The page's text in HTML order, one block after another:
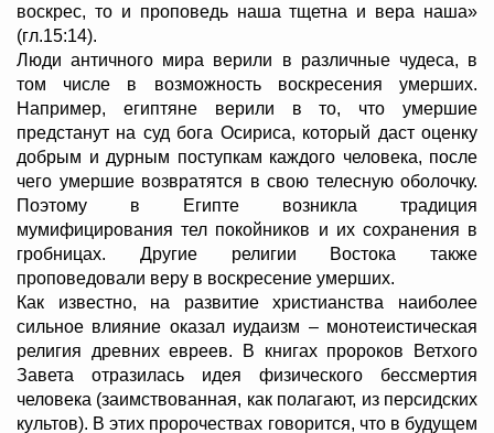
воскрес, то и проповедь наша тщетна и вера наша»
(гл.15:14).
Люди античного мира верили в различные чудеса, в
том числе в возможность воскресения умерших.
Например, египтяне верили в то, что умершие
предстанут на суд бога Осириса, который даст оценку
добрым и дурным поступкам каждого человека, после
чего умершие возвратятся в свою телесную оболочку.
Поэтому в Египте возникла традиция
мумифицирования тел покойников и их сохранения в
гробницах. Другие религии Востока также
проповедовали веру в воскресение умерших.
Как известно, на развитие христианства наиболее
сильное влияние оказал иудаизм – монотеистическая
религия древних евреев. В книгах пророков Ветхого
Завета отразилась идея физического бессмертия
человека (заимствованная, как полагают, из персидских
культов). В этих пророчествах говорится, что в будущем